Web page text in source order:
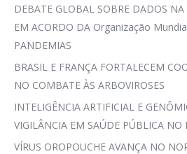
DEBATE GLOBAL SOBRE DADOS
EM ACORDO DA Organização
PANDEMIAS
BRASIL E FRANÇA FORTALECEM
NO COMBATE ÀS ARBOVIROSES
INTELIGÊNCIA ARTIFICIAL E
VIGILÂNCIA EM SAÚDE PÚBLICA NO
VÍRUS OROPOUCHE AVANÇA NO